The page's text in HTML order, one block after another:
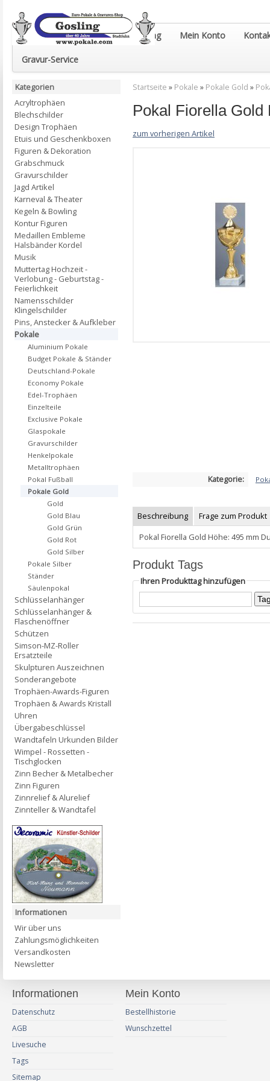
Euro-Pokale & Gravur-Shop Gosling Mein Konto
Gravur-Service
Startseite » Pokale » Pokale Gold »
Pokal Fiorella
zum vorherigen Artikel
Kategorie:
Beschreibung
Frage zum Produkt
Pokal Fiorella Gold Höhe: 495 mm
Produkt Tags
Ihren Produkttag hinzufügen
Kategorien
Acryltrophäen
Blechschilder
Design Trophäen
Etuis und Geschenkboxen
Figuren & Dekoration
Grabschmuck
Gravurschilder
Jagd Artikel
Karneval & Theater
Kegeln & Bowling
Kontur Figuren
Medaillen Embleme
Halsbänder Kordel
Musik
Muttertag Hochzeit -
Verlobung - Geburtstag -
Feierlichkeit
Namensschilder
Klingelschilder
Pins, Anstecker & Aufkleber
Pokale
Aluminium Pokale
Budget Pokale & Ständer
Deutschland-Pokale
Economy Pokale
Edel-Trophäen
Einzelteile
Exclusive Pokale
Glaspokale
Gravurschilder
Henkelpokale
Metalltrophäen
Pokal Fußball
Pokale Gold
Gold
Gold Blau
Gold Grün
Gold Rot
Gold Silber
Pokale Silber
Ständer
Säulenpokal
Schlüsselanhänger
Schlüsselanhänger &
Flaschenöffner
Schützen
Simson-MZ-Roller
Ersatzteile
Skulpturen Auszeichnen
Sonderangebote
Trophäen-Awards-Figuren
Trophäen & Awards Kristall
Uhren
Übergabeschlüssel
Wandtafeln Urkunden Bilder
Wimpel - Rossetten -
Tischglocken
Zinn Becher & Metalbecher
Zinn Figuren
Zinnrelief & Alurelief
Zinnteller & Wandtafel
Informationen
Wir über uns
Zahlungsmöglichkeiten
Versandkosten
Newsletter
Informationen
Datenschutz
AGB
Livesuche
Tags
Sitemap
Mein Konto
Bestellhistorie
Wunschzettel